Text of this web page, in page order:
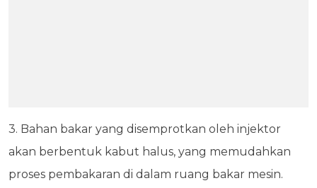
3. Bahan bakar yang disemprotkan oleh injektor
akan berbentuk kabut halus, yang memudahkan
proses pembakaran di dalam ruang bakar mesin.